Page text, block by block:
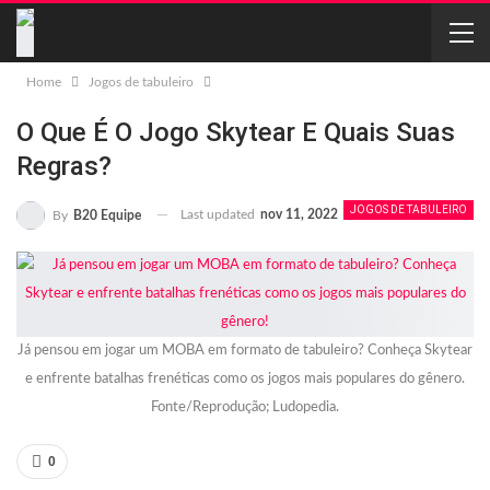
Home Jogos de tabuleiro
O Que É O Jogo Skytear E Quais Suas
Regras?
JOGOS DE TABULEIRO
By B20 Equipe Last updated nov 11, 2022
Já pensou em jogar um MOBA em formato de tabuleiro? Conheça Skytear
e enfrente batalhas frenéticas como os jogos mais populares do gênero.
Fonte/Reprodução; Ludopedia.
0